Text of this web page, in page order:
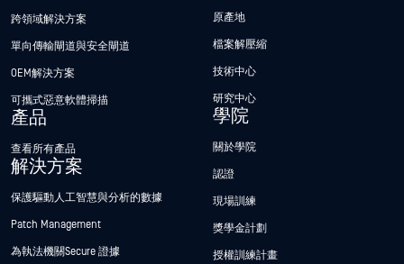
跨領域解決方案
單向傳輸閘道與安全閘道
OEM解決方案
可攜式惡意軟體掃描
產品
查看所有產品
解決方案
保護驅動人工智慧與分析的數據
Patch Management
為執法機關Secure 證據
原產地
檔案解壓縮
技術中心
研究中心
學院
關於學院
認證
現場訓練
獎學金計劃
授權訓練計畫